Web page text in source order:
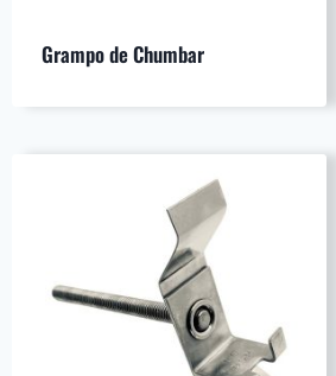
Grampo de Chumbar